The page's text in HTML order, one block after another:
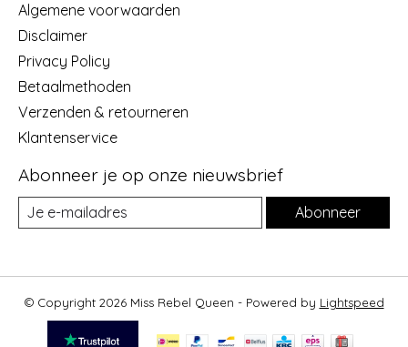
Algemene voorwaarden
Disclaimer
Privacy Policy
Betaalmethoden
Verzenden & retourneren
Klantenservice
Abonneer je op onze nieuwsbrief
Abonneer
© Copyright 2026 Miss Rebel Queen - Powered by Lightspeed